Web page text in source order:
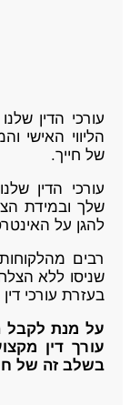
עורכי הדין
הליווי האישי
של חייך.
עורכי הדין
שלך ובמידת
להגן על
רבים
שניסו ללא
בעזרת עורכי
על מנת לקבל
עורך דין
בשלב זה של